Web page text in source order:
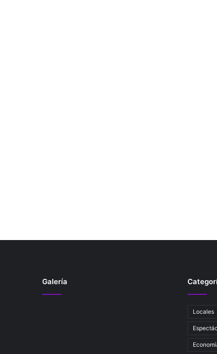
Galería
Locales